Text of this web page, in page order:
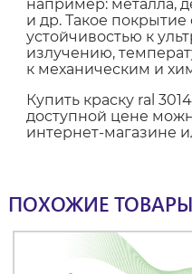
например: металла,
и др. Такое
устойчивостью к
излучению,
к механическим и
Купить краску ral
доступной цене
интернет-магазине
ПОХОЖИЕ ТОВАРЫ